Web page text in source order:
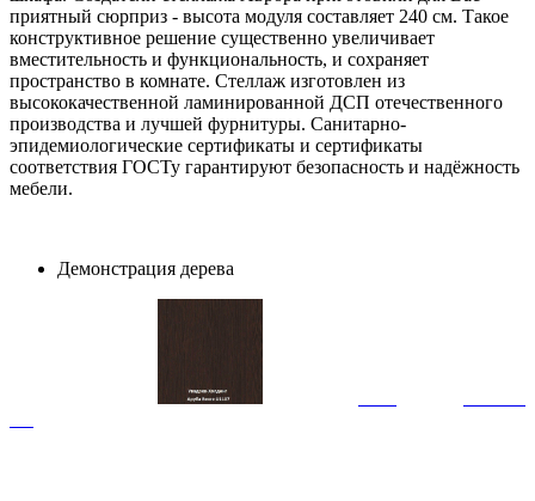
приятный сюрприз - высота модуля составляет 240 см. Такое
конструктивное решение существенно увеличивает
вместительность и функциональность, и сохраняет
пространство в комнате. Стеллаж изготовлен из
высококачественной ламинированной ДСП отечественного
производства и лучшей фурнитуры. Санитарно-
эпидемиологические сертификаты и сертификаты
соответствия ГОСТу гарантируют безопасность и надёжность
мебели.
Демонстрация дерева